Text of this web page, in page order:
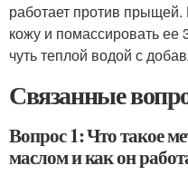
работает против
кожу и помассировать
чуть теплой водой с
Связанные
Вопрос 1: Что такое
маслом и как он